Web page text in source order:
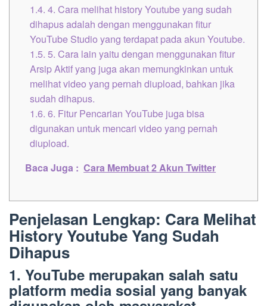
1.4. 4. Cara melihat history Youtube yang sudah
dihapus adalah dengan menggunakan fitur
YouTube Studio yang terdapat pada akun Youtube.
1.5. 5. Cara lain yaitu dengan menggunakan fitur
Arsip Aktif yang juga akan memungkinkan untuk
melihat video yang pernah diupload, bahkan jika
sudah dihapus.
1.6. 6. Fitur Pencarian YouTube juga bisa
digunakan untuk mencari video yang pernah
diupload.
Baca Juga : Cara Membuat 2 Akun Twitter
Penjelasan Lengkap: Cara Melihat
History Youtube Yang Sudah
Dihapus
1. YouTube merupakan salah satu
platform media sosial yang banyak